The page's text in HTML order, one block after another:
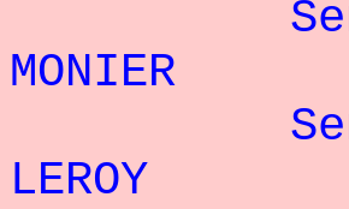
MONIER :
LEROY
: